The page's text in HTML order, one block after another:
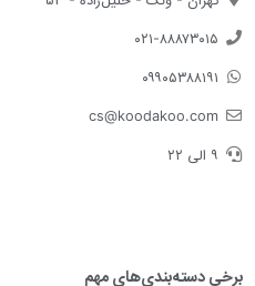
۰۲۱-۸۸۸۷۳۰۱۵
۰۹۹۰۵۳۸۸۱۹۱
cs@koodakoo.com
۹ الی ۲۲
برخی دسته‌بندی‌های مهم